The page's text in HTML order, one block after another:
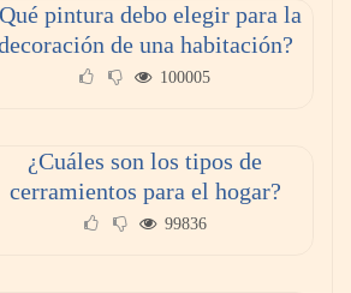
pintura debo elegir para la
de una habitación?
100005
¿Cuáles son los tipos de
cerramientos para el hogar?
99836